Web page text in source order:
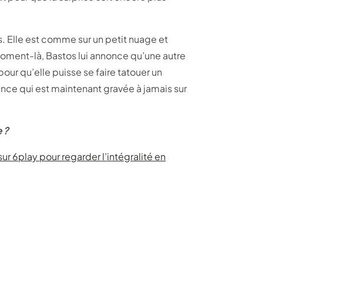
Elle est comme sur un petit nuage et
là, Bastos lui annonce qu’une autre
qu’elle puisse se faire tatouer un
qui est maintenant gravée à jamais sur
?
6play pour regarder l’intégralité en